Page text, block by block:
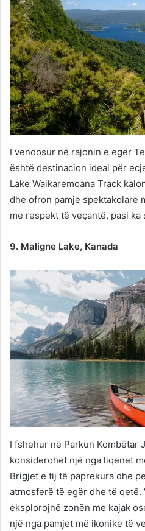
I vendosur në rajonin e egër
është destinacion ideal për
Lake Waikaremoana Track
dhe ofron pamje spektakolare
me respekt të veçantë, pasi
9. Maligne Lake, Kanada
I fshehur në Parkun Kombëtar
konsiderohet një nga liqenet
Brigjet e tij të paprekura dhe
atmosferë të egër dhe të qetë.
eksplorojnë zonën me kajak
një nga pamjet më ikonike të